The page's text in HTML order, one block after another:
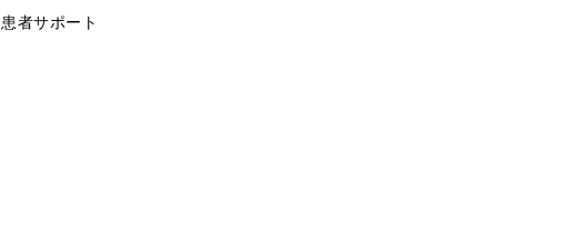
患者サポート